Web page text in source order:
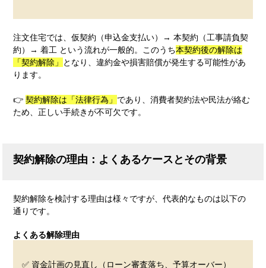
注文住宅では、仮契約（申込金支払い）→ 本契約（工事請負契
約）→ 着工 という流れが一般的。このうち本契約後の解除は
「契約解除」 となり、違約金や損害賠償が発生する可能性があ
ります。
👉 契約解除は「法律行為」 であり、消費者契約法や民法が絡む
ため、正しい手続きが不可欠です。
契約解除の理由：よくあるケースとその背景
契約解除を検討する理由は様々ですが、代表的なものは以下の
通りです。
よくある解除理由
✅ 資金計画の見直し（ローン審査落ち、予算オーバー）